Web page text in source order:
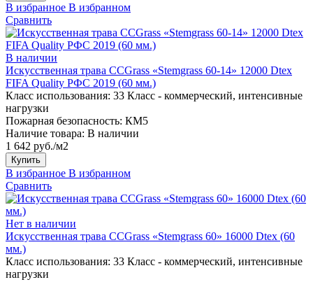
В избранное В избранном
Сравнить
В наличии
Искусственная трава CCGrass «Stemgrass 60-14» 12000 Dtex
FIFA Quality РФС 2019 (60 мм.)
Класс использования: 33 Класс - коммерческий, интенсивные
нагрузки
Пожарная безопасность: КМ5
Наличие товара: В наличии
1 642 руб./м2
Купить
В избранное В избранном
Сравнить
Нет в наличии
Искусственная трава CCGrass «Stemgrass 60» 16000 Dtex (60
мм.)
Класс использования: 33 Класс - коммерческий, интенсивные
нагрузки